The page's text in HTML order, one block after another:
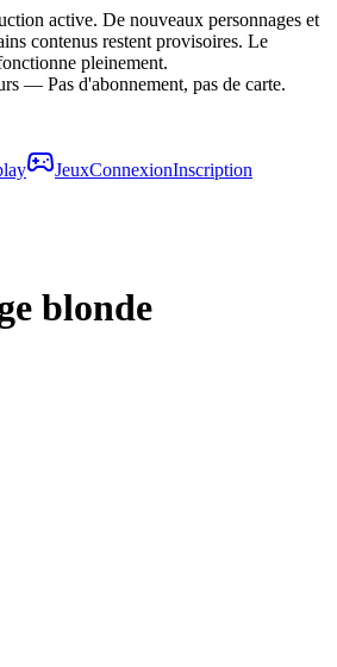
active. De nouveaux personnages et
contenus restent provisoires. Le
pleinement.
— Pas d'abonnement, pas de carte.
JeuxConnexionInscription
blonde